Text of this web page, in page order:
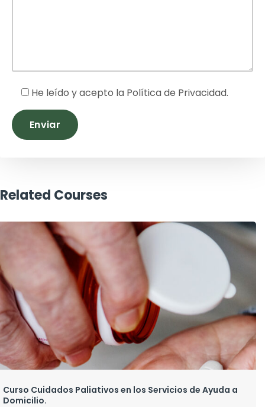
He leído y acepto la Política de Privacidad.
Related Courses
Curso Cuidados Paliativos en los Servicios de Ayuda a
Domicilio.